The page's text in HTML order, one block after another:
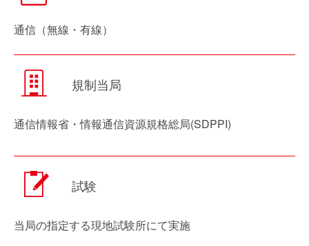
通信（無線・有線）
規制当局
通信情報省・情報通信資源規格総局(SDPPI)
試験
当局の指定する現地試験所にて実施